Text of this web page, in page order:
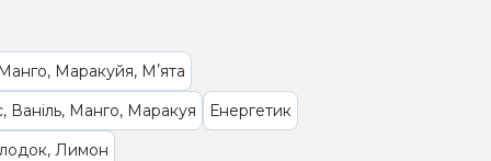
Маракуйя, Мʼята
Ваніль, Манго, Маракуя
Енергетик
Лимон